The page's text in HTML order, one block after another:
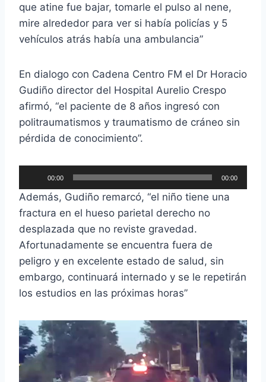
que atine fue bajar, tomarle el pulso al nene,
mire alrededor para ver si había policías y 5
vehículos atrás había una ambulancia”
En dialogo con Cadena Centro FM el Dr Horacio
Gudiño director del Hospital Aurelio Crespo
afirmó, “el paciente de 8 años ingresó con
politraumatismos y traumatismo de cráneo sin
pérdida de conocimiento”.
e
p
r
o
d
u
c
t
r
d
e
00:00 00:00
Además, Gudiño remarcó, “el niño tiene una
fractura en el hueso parietal derecho no
desplazada que no reviste gravedad.
Afortunadamente se encuentra fuera de
peligro y en excelente estado de salud, sin
embargo, continuará internado y se le repetirán
los estudios en las próximas horas”
R
e